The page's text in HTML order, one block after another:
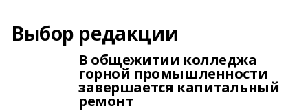
Выбор редакции
В общежитии колледжа
горной промышленности
завершается капитальный
ремонт